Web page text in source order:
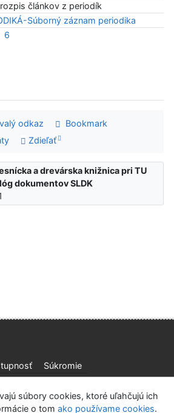
článkov z periodík
Súborný záznam periodika
6
odkaz
Bookmark
Zdieľať
a drevárska knižnica pri TU
dokumentov SLDK
Súkromie
súbory cookies, ktoré uľahčujú ich
o tom ako používame cookies.